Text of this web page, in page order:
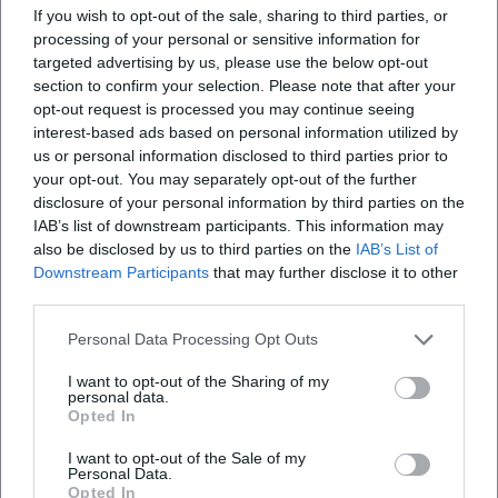
If you wish to opt-out of the sale, sharing to third parties, or
processing of your personal or sensitive information for
targeted advertising by us, please use the below opt-out
section to confirm your selection. Please note that after your
opt-out request is processed you may continue seeing
interest-based ads based on personal information utilized by
us or personal information disclosed to third parties prior to
your opt-out. You may separately opt-out of the further
disclosure of your personal information by third parties on the
IAB’s list of downstream participants. This information may
also be disclosed by us to third parties on the IAB’s List of
Downstream Participants that may further disclose it to other
Personal Data Processing Opt Outs
I want to opt-out of the Sharing of my
personal data.
Opted In
I want to opt-out of the Sale of my
Personal Data.
Opted In
sich durch feine Bogeneinteilung und gestützte Mittellage
aus; die Holzbläser bringen farbige Soli mit
kammermusikalischer Balance ein; die Blechgruppe
artikuliert präsent, ohne die dynamische Balance zu
dominieren. In der Produktion und im Arrangement
komplexer Partituren – etwa bei zeitgenössischen Werken
mit erweiterten Klangflächen – setzt das Orchester auf
Durchhörbarkeit und klare Stimmprofile. Diese stilistische
Handschrift ist Ergebnis einer Musikkarriere, die
Studioerfahrung, Rundfunktradition und Konzertpraxis
urbanes Labor
Als Mitglied der Rundfunk Orchester und Chöre gGmbH
(ROC) versteht sich das DSO als Akteur einer lebendigen
Hauptstadtkultur. Die enge Kooperation mit
Medienpartnern und Bildungseinrichtungen ermöglicht
innovative Vermittlungsformate – von moderierten